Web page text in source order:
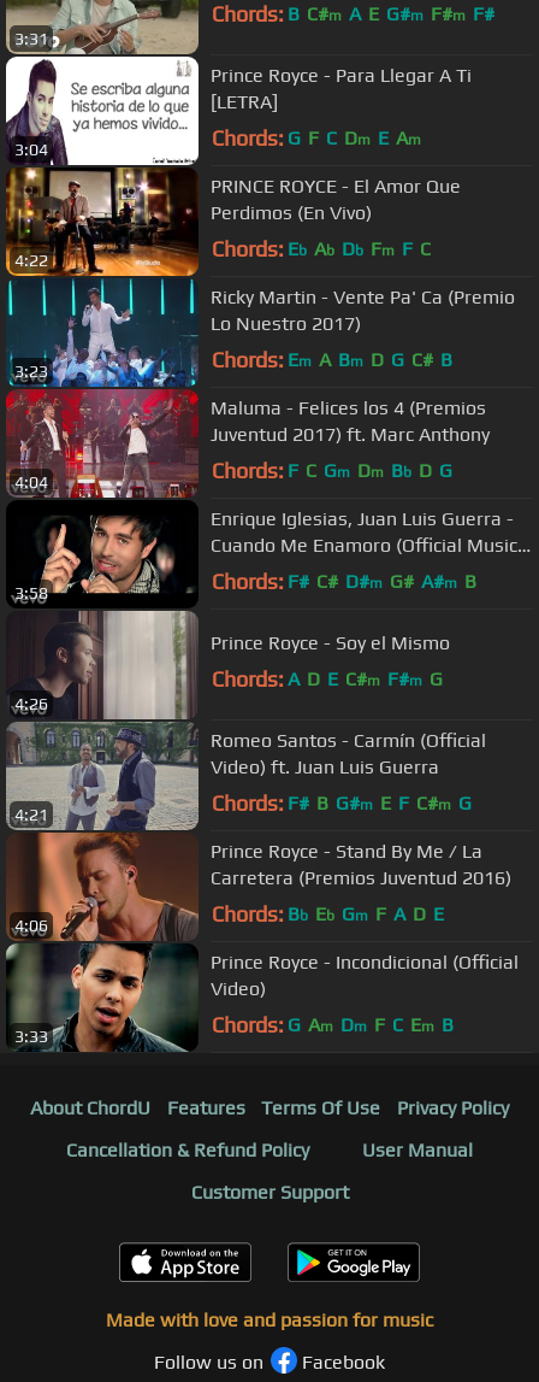
3:31
Chords: B C#m A E G#m F#m F#
3:04
Prince Royce - Para Llegar A Ti
[LETRA]
Chords: G F C Dm E Am
4:22
PRINCE ROYCE - El Amor Que
Perdimos (En Vivo)
Chords: Eb Ab Db Fm F C
3:23
Ricky Martin - Vente Pa' Ca (Premio
Lo Nuestro 2017)
Chords: Em A Bm D G C# B
4:04
Maluma - Felices los 4 (Premios
Juventud 2017) ft. Marc Anthony
Chords: F C Gm Dm Bb D G
3:58
Enrique Iglesias, Juan Luis Guerra -
Cuando Me Enamoro (Official Music
Video)
Chords: F# C# D#m G# A#m B
4:26
Prince Royce - Soy el Mismo
Chords: A D E C#m F#m G
4:21
Romeo Santos - Carmín (Official
Video) ft. Juan Luis Guerra
Chords: F# B G#m E F C#m G
4:06
Prince Royce - Stand By Me / La
Carretera (Premios Juventud 2016)
Chords: Bb Eb Gm F A D E
3:33
Prince Royce - Incondicional (Official
Video)
Chords: G Am Dm F C Em B
About ChordU Features Terms Of Use
Privacy Policy
Cancellation & Refund Policy
User Manual
Customer Support
Made with love and passion for music
Follow us on
Facebook